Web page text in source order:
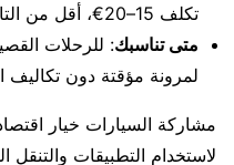
تكلف 15–20€، أقل من التاكسي في بعض الحالات.
متى تناسبك: للرحلات
لمرونة مؤقتة دون تكاليف
مشاركة السيارات خيار
لاستخدام التطبيقات والتنقل